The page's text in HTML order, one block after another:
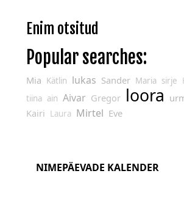
Enim otsitud
Popular searches:
Mia Kätlin lukas Sander Maria sirje
tiina ain Aivar Gregor loora
Kairi Laura Mirtel Eve
NIMEPÄEVADE KALENDER